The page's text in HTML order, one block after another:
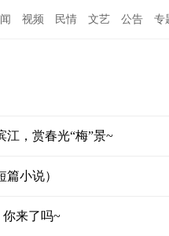
视频 民情 文艺 公告 专
江，赏春光“梅”景~
小说）
来了吗~